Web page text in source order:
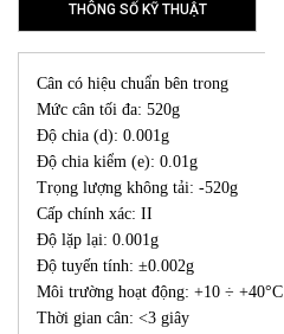
THÔNG SỐ KỸ THUẬT
Cân có hiệu chuẩn bên trong
Mức cân tối đa: 520g
Độ chia (d): 0.001g
Độ chia kiểm (e): 0.01g
Trọng lượng không tải: -520g
Cấp chính xác: II
Độ lặp lại: 0.001g
Độ tuyến tính: ±0.002g
Môi trường hoạt động: +10 ÷ +40°C
Thời gian cân: <3 giây